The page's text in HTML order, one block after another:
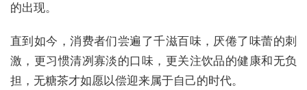
的出现。
直到如今，消费者们尝遍了千滋百味，厌倦了味蕾的刺
激，更习惯清冽寡淡的口味，更关注饮品的健康和无负
担，无糖茶才如愿以偿迎来属于自己的时代。